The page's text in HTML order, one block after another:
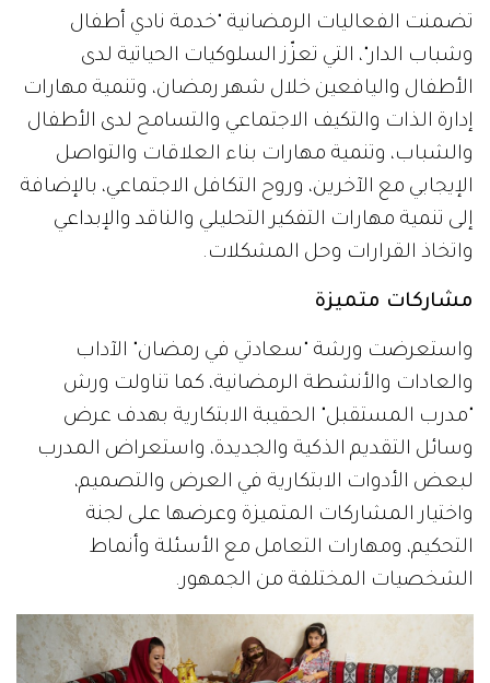
تضمنت الفعاليات الرمضانية "خدمة نادي أطفال
وشباب الدار"، التي تعزّز السلوكيات الحياتية لدى
الأطفال واليافعين خلال شهر رمضان، وتنمية مهارات
إدارة الذات والتكيف الاجتماعي والتسامح لدى الأطفال
والشباب، وتنمية مهارات بناء العلاقات والتواصل
الإيجابي مع الآخرين، وروح التكافل الاجتماعي، بالإضافة
إلى تنمية مهارات التفكير التحليلي والناقد والإبداعي
واتخاذ القرارات وحل المشكلات.
مشاركات متميزة
واستعرضت ورشة "سعادتي في رمضان" الآداب
والعادات والأنشطة الرمضانية، كما تناولت ورش
"مدرب المستقبل" الحقيبة الابتكارية بهدف عرض
وسائل التقديم الذكية والجديدة، واستعراض المدرب
لبعض الأدوات الابتكارية في العرض والتصميم،
واختيار المشاركات المتميزة وعرضها على لجنة
التحكيم، ومهارات التعامل مع الأسئلة وأنماط
الشخصيات المختلفة من الجمهور.